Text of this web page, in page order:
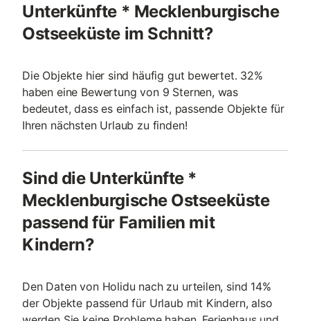
Unterkünfte * Mecklenburgische
Ostseeküste im Schnitt?
Die Objekte hier sind häufig gut bewertet. 32%
haben eine Bewertung von 9 Sternen, was
bedeutet, dass es einfach ist, passende Objekte für
Ihren nächsten Urlaub zu finden!
Sind die Unterkünfte *
Mecklenburgische Ostseeküste
passend für Familien mit
Kindern?
Den Daten von Holidu nach zu urteilen, sind 14%
der Objekte passend für Urlaub mit Kindern, also